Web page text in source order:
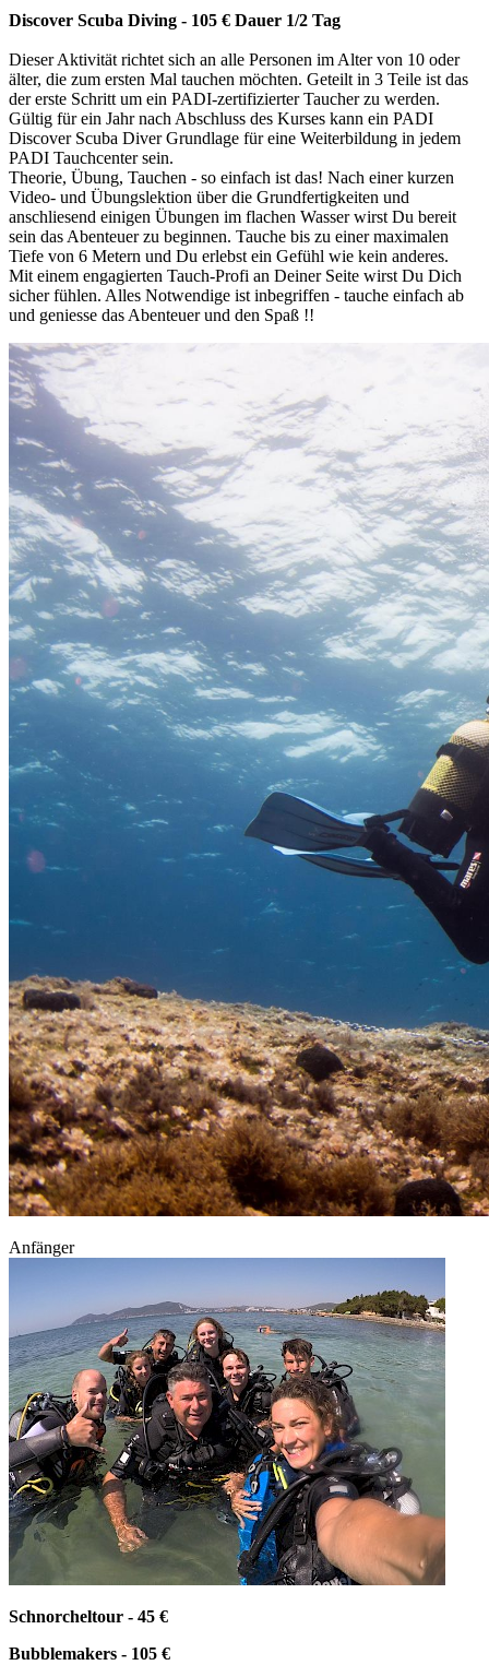
Discover Scuba Diving - 105 € Dauer 1/2 Tag
Dieser Aktivität richtet sich an alle Personen im Alter von 10 oder
älter, die zum ersten Mal tauchen möchten. Geteilt in 3 Teile ist das
der erste Schritt um ein PADI-zertifizierter Taucher zu werden.
Gültig für ein Jahr nach Abschluss des Kurses kann ein PADI
Discover Scuba Diver Grundlage für eine Weiterbildung in jedem
PADI Tauchcenter sein.
Theorie, Übung, Tauchen - so einfach ist das! Nach einer kurzen
Video- und Übungslektion über die Grundfertigkeiten und
anschliesend einigen Übungen im flachen Wasser wirst Du bereit
sein das Abenteuer zu beginnen. Tauche bis zu einer maximalen
Tiefe von 6 Metern und Du erlebst ein Gefühl wie kein anderes.
Mit einem engagierten Tauch-Profi an Deiner Seite wirst Du Dich
sicher fühlen. Alles Notwendige ist inbegriffen - tauche einfach ab
und geniesse das Abenteuer und den Spaß !!
Anfänger
Schnorcheltour - 45 €
Bubblemakers - 105 €